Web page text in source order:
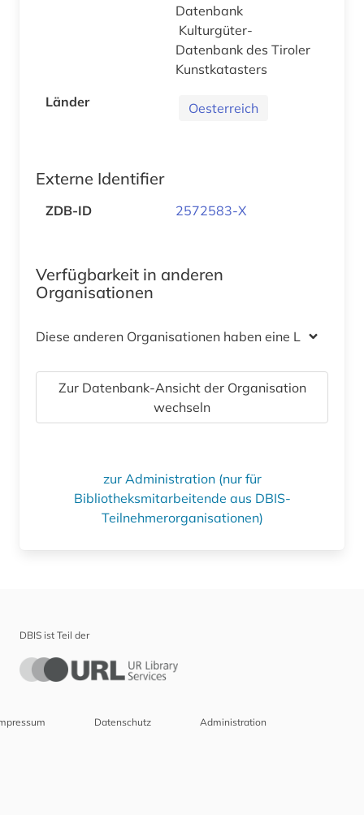
Datenbank
Kulturgüter-
Datenbank des Tiroler
Kunstkatasters
Länder
Oesterreich
Externe Identifier
ZDB-ID 2572583-X
Verfügbarkeit in anderen
Organisationen
Diese anderen Organisationen haben eine Lizenz
Zur Datenbank-Ansicht der Organisation
wechseln
zur Administration (nur für
Bibliotheksmitarbeitende aus DBIS-
Teilnehmerorganisationen)
DBIS ist Teil der
Datenschutz Administration